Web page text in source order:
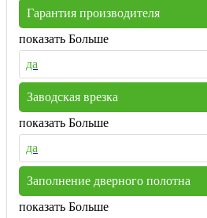
Гарантия производителя
показать Больше
да
Заводская врезка
показать Больше
да
Заполнение дверного полотна
показать Больше